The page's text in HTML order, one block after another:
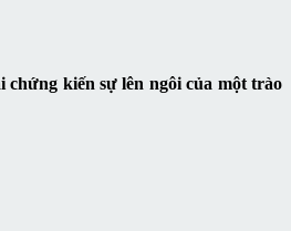
kiến sự lên ngôi của một trào